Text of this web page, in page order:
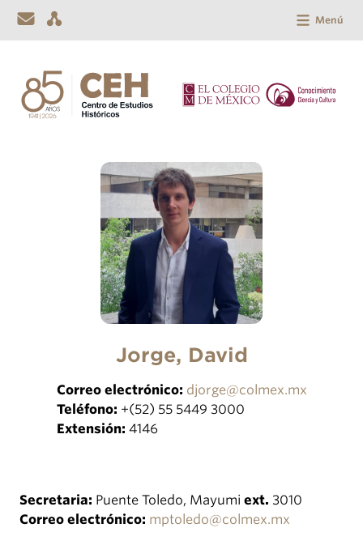
Menú
Jorge, David
Correo electrónico: djorge@colmex.mx
Teléfono: +(52) 55 5449 3000
Extensión: 4146
Secretaria: Puente Toledo, Mayumi ext. 3010
Correo electrónico: mptoledo@colmex.mx